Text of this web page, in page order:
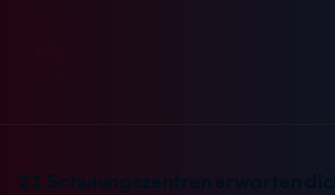
21 Schulungszentren erwarten dich